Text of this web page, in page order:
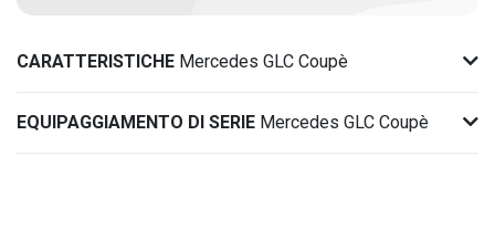
CARATTERISTICHE Mercedes GLC Coupè
EQUIPAGGIAMENTO DI SERIE Mercedes GLC Coupè